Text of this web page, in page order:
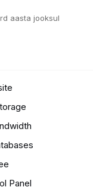
aasta jooksul
Panel